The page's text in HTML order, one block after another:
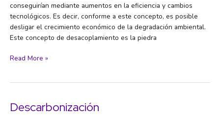
conseguirían mediante aumentos en la eficiencia y cambios
tecnológicos. Es decir, conforme a este concepto, es posible
desligar el crecimiento económico de la degradación ambiental.
Este concepto de desacoplamiento es la piedra
Desacoplamiento
Read More »
Descarbonización